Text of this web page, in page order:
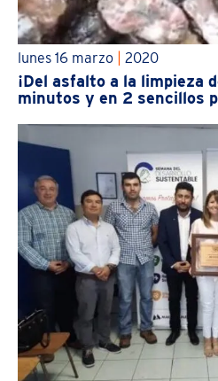
lunes 16 marzo 2020
¡Del asfalto a la limpieza
minutos y en 2 sencillos